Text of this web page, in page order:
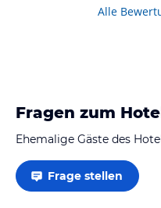
Alle
Fragen zum
Ehemalige Gäste des
Frage stellen